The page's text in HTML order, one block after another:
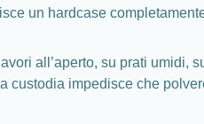
un hardcase
all’aperto, su prati umidi,
custodia impedisce che